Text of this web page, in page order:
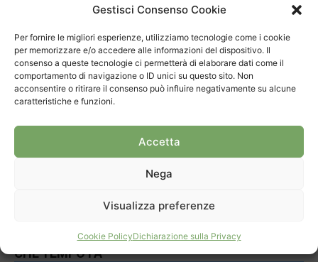
Gestisci Consenso Cookie
Per fornire le migliori esperienze, utilizziamo tecnologie come i cookie
per memorizzare e/o accedere alle informazioni del dispositivo. Il
consenso a queste tecnologie ci permetterà di elaborare dati come il
comportamento di navigazione o ID unici su questo sito. Non
acconsentire o ritirare il consenso può influire negativamente su alcune
caratteristiche e funzioni.
Accetta
Nega
Visualizza preferenze
Cookie PolicyDichiarazione sulla Privacy
diga. Il Ceresio è un paziente e bisogna curarlo. Quest’anno i...
“La Santa Lucia è una realtà importante”
31 Luglio 2026
Sul San Giorgio la più antica vespa
24 Luglio 2026
CHE TEMPO FA